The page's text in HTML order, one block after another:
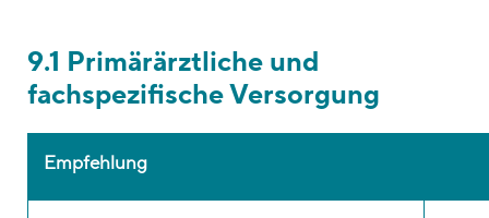
9.1 Primärärztliche und
fachspezifische Versorgung
Empfehlung